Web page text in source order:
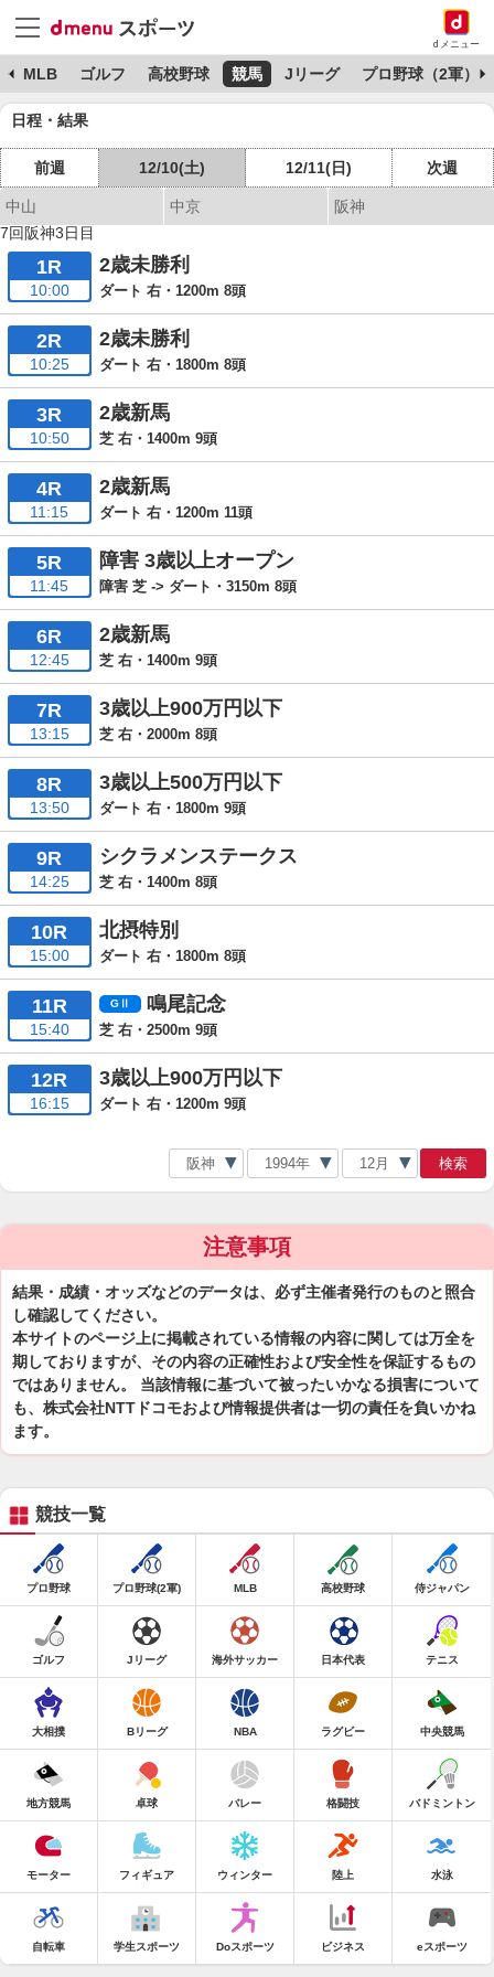
dメニュー
MLB ゴルフ 高校野球 競馬 Jリーグ プロ野球（2軍）
日程・結果
前週 12/10(土) 12/11(日) 次週
中山 中京
阪神
7回阪神3日目
1R
10:00
2歳未勝利
ダート 右・1200m 8頭
2R
10:25
2歳未勝利
ダート 右・1800m 8頭
3R
10:50
2歳新馬
芝 右・1400m 9頭
4R
11:15
2歳新馬
ダート 右・1200m 11頭
5R
11:45
障害 3歳以上オープン
障害 芝 -> ダート・3150m 8頭
6R
12:45
2歳新馬
芝 右・1400m 9頭
7R
13:15
3歳以上900万円以下
芝 右・2000m 8頭
8R
13:50
3歳以上500万円以下
ダート 右・1800m 9頭
9R
14:25
シクラメンステークス
芝 右・1400m 8頭
10R
15:00
北摂特別
ダート 右・1800m 8頭
11R
15:40
鳴尾記念
芝 右・2500m 9頭
12R
16:15
3歳以上900万円以下
ダート 右・1200m 9頭
検索
注意事項
結果・成績・オッズなどのデータは、必ず主催者発行のものと照合
し確認してください。
本サイトのページ上に掲載されている情報の内容に関しては万全を
期しておりますが、その内容の正確性および安全性を保証するもの
ではありません。 当該情報に基づいて被ったいかなる損害について
も、株式会社NTTドコモおよび情報提供者は一切の責任を負いかね
ます。
競技一覧
プロ野球 プロ野球(2軍) MLB 高校野球 侍ジャパン
ゴルフ Jリーグ 海外サッカー 日本代表 テニス
大相撲 Bリーグ NBA ラグビー 中央競馬
地方競馬 卓球 バレー 格闘技 バドミントン
モーター フィギュア ウィンター 陸上 水泳
自転車 学生スポーツ Doスポーツ ビジネス eスポーツ